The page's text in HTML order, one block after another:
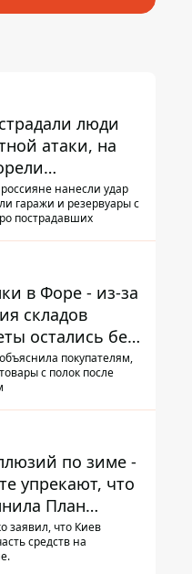
люди
атаки, на
с топливом
нанесли удар
гаражи и резервуары с
пострадавших
в Форе - из-за
складов
остались без
покупателям,
с полок после
по зиме -
упрекают, что
План
на 20%
заявил, что Киев
средств на